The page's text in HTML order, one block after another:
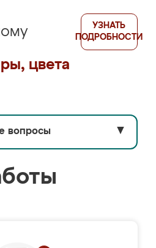
цвета
УЗНАТЬ
ПОДРОБНОСТИ
вопросы ▼